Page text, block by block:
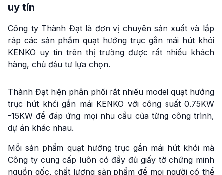
uy tín
Công ty Thành Đạt là đơn vị chuyên sản xuất và lắp
ráp các sản phẩm quạt hướng trục gắn mái hút khói
KENKO uy tín trên thị trường được rất nhiều khách
hàng, chủ đầu tư lựa chọn.
Thành Đạt hiện phân phối rất nhiều model quạt hướng
trục hút khói gắn mái KENKO với công suất 0.75KW
-15KW để đáp ứng mọi nhu cầu của từng công trình,
dự án khác nhau.
Mỗi sản phẩm quạt hướng trục gắn mái hút khói mà
Công ty cung cấp luôn có đầy đủ giấy tờ chứng minh
nguồn gốc, chất lượng sản phẩm để mọi người có thể